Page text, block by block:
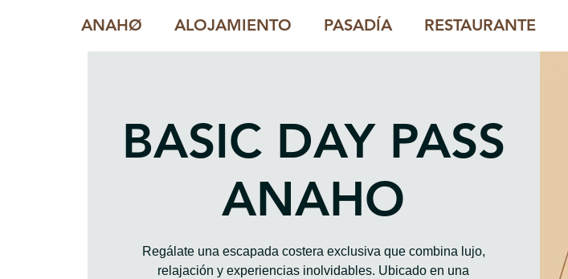
ANAHØ ALOJAMIENTO PASADÍA RESTAURANTE
BASIC DAY PASS
ANAHO
Regálate una escapada costera exclusiva que combina lujo,
relajación y experiencias inolvidables. Ubicado en una